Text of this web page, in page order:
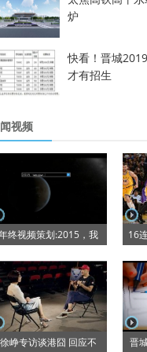
炉
快看！晋城
才有招生
视频
终视频策划:2015，我 16
徐峥专访谈港囧 回应不 晋